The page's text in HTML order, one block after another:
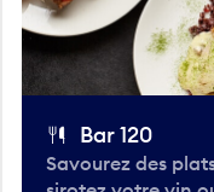
Savourez des
sirotez votre vin